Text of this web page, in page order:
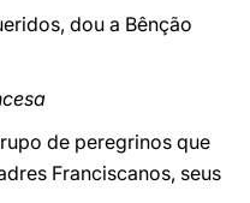
dou a Bênção
de peregrinos que
Franciscanos, seus